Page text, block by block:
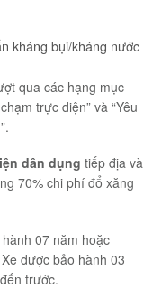
kháng bụi/kháng nước
qua các hạng mục
trực diện” và “Yêu
dân dụng tiếp địa và
70% chi phí đổ xăng
07 năm hoặc
được bảo hành 03
trước.